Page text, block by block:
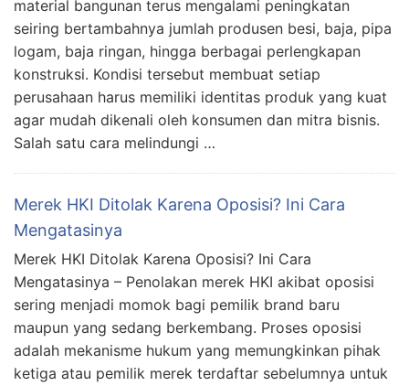
material bangunan terus mengalami peningkatan
seiring bertambahnya jumlah produsen besi, baja, pipa
logam, baja ringan, hingga berbagai perlengkapan
konstruksi. Kondisi tersebut membuat setiap
perusahaan harus memiliki identitas produk yang kuat
agar mudah dikenali oleh konsumen dan mitra bisnis.
Salah satu cara melindungi …
Merek HKI Ditolak Karena Oposisi? Ini Cara
Mengatasinya
Merek HKI Ditolak Karena Oposisi? Ini Cara
Mengatasinya – Penolakan merek HKI akibat oposisi
sering menjadi momok bagi pemilik brand baru
maupun yang sedang berkembang. Proses oposisi
adalah mekanisme hukum yang memungkinkan pihak
ketiga atau pemilik merek terdaftar sebelumnya untuk